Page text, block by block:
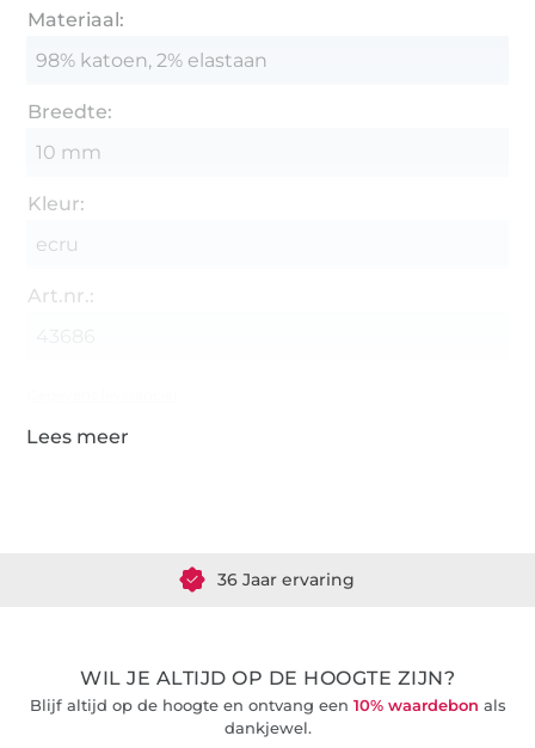
Materiaal:
98% katoen, 2% elastaan
Breedte:
10 mm
Kleur:
ecru
Art.nr.:
36 Jaar ervaring
WIL JE ALTIJD OP DE HOOGTE ZIJN?
Blijf altijd op de hoogte en ontvang een 10% waardebon als
dankjewel.